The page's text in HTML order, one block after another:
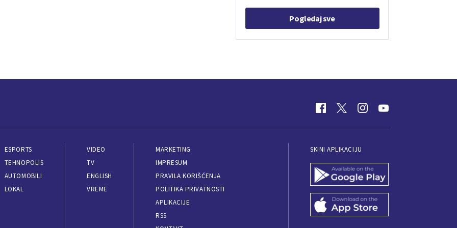
Pogledaj sve
ESPORTS
TEHNOPOLIS
AUTOMOBILI
LOKAL
VIDEO
TV
ENGLISH
VREME
MARKETING
IMPRESUM
PRAVILA KORIŠĆENJA
POLITIKA PRIVATNOSTI
APLIKACIJE
RSS
SKINI APLIKACIJU